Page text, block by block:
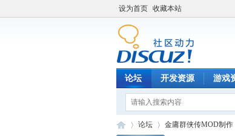
设为首页 收藏本站
论坛 开发资源 游戏
论坛 金庸群侠传MOD制作